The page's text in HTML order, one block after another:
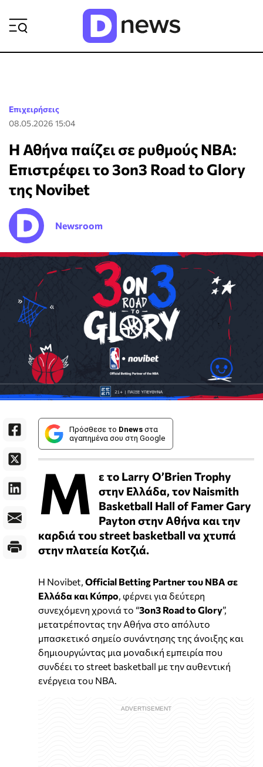
Επιχειρήσεις
08.05.2026 15:04
H Αθήνα παίζει σε ρυθμούς NBA:
Επιστρέφει το 3on3 Road to Glory
της Novibet
Newsroom
Πρόσθεσε το Dnews στα
αγαπημένα σου στη Google
Μ
ε το Larry O’Brien Trophy
στην Ελλάδα, τον Naismith
Basketball Hall of Famer Gary
Payton στην Αθήνα και την
καρδιά του street basketball να χτυπά
στην πλατεία Κοτζιά.
Η Novibet, Official Betting Partner του NBA σε
Ελλάδα και Κύπρο, φέρνει για δεύτερη
συνεχόμενη χρονιά το “3on3 Road to Glory”,
μετατρέποντας την Αθήνα στο απόλυτο
μπασκετικό σημείο συνάντησης της άνοιξης και
δημιουργώντας μια μοναδική εμπειρία που
συνδέει το street basketball με την αυθεντική
ενέργεια του NBA.